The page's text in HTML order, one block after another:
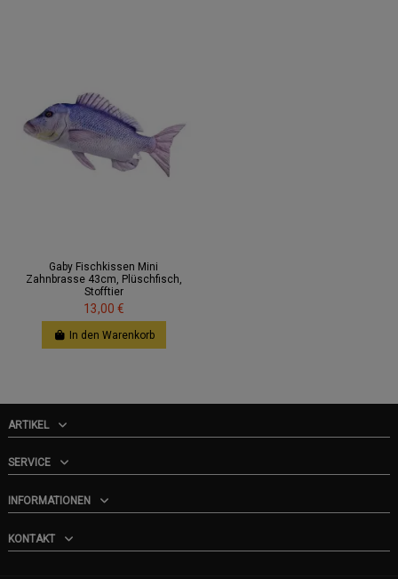
Gaby Fischkissen Mini
Zahnbrasse 43cm, Plüschfisch,
Stofftier
13,00 €
In den Warenkorb
ARTIKEL
SERVICE
INFORMATIONEN
KONTAKT